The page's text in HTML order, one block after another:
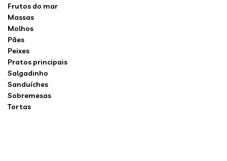
Frutos do mar
Massas
Molhos
Pães
Peixes
Pratos principais
Salgadinho
Sanduíches
Sobremesas
Tortas